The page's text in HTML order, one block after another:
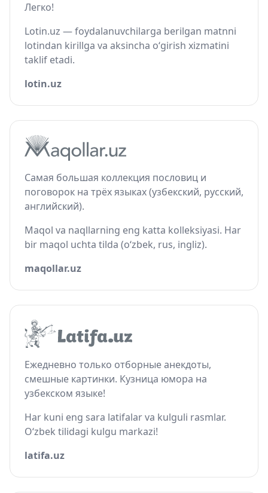
Легко!
Lotin.uz — foydalanuvchilarga berilgan matnni
lotindan kirillga va aksincha o‘girish xizmatini
taklif etadi.
lotin.uz
Самая большая коллекция пословиц и
поговорок на трёх языках (узбекский, русский,
английский).
Maqol va naqllarning eng katta kolleksiyasi. Har
bir maqol uchta tilda (o‘zbek, rus, ingliz).
maqollar.uz
Ежедневно только отборные анекдоты,
смешные картинки. Кузница юмора на
узбекском языке!
Har kuni eng sara latifalar va kulguli rasmlar.
O‘zbek tilidagi kulgu markazi!
latifa.uz